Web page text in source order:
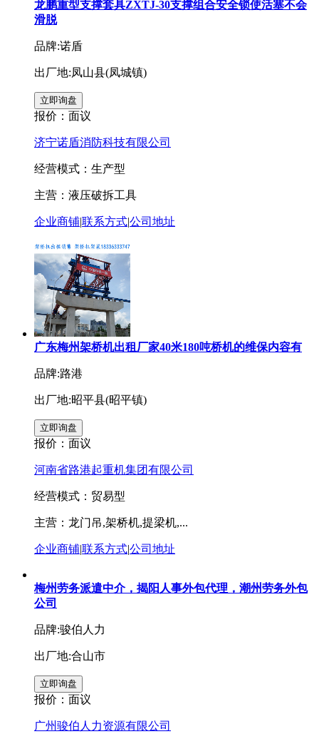
龙鹏重型支撑套具ZXTJ-30支撑组合安全锁使活塞不会
滑脱
品牌:诺盾
出厂地:凤山县(凤城镇)
报价： 面议
济宁诺盾消防科技有限公司
经营模式：生产型
主营：液压破拆工具
企业商铺|联系方式|公司地址
广东梅州架桥机出租厂家40米180吨桥机的维保内容有
品牌:路港
出厂地:昭平县(昭平镇)
报价： 面议
河南省路港起重机集团有限公司
经营模式：贸易型
主营：龙门吊,架桥机,提梁机,...
企业商铺|联系方式|公司地址
梅州劳务派遣中介，揭阳人事外包代理，潮州劳务外包
公司
品牌:骏伯人力
出厂地:合山市
报价： 面议
广州骏伯人力资源有限公司